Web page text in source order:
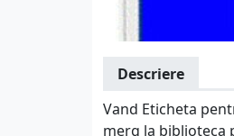
Descriere
Vand Eticheta
merg la biblioteca